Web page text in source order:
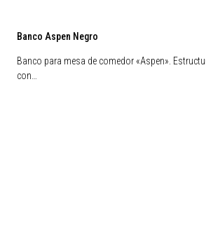
Banco Aspen Negro
Banco para mesa de comedor «Aspen».
con…